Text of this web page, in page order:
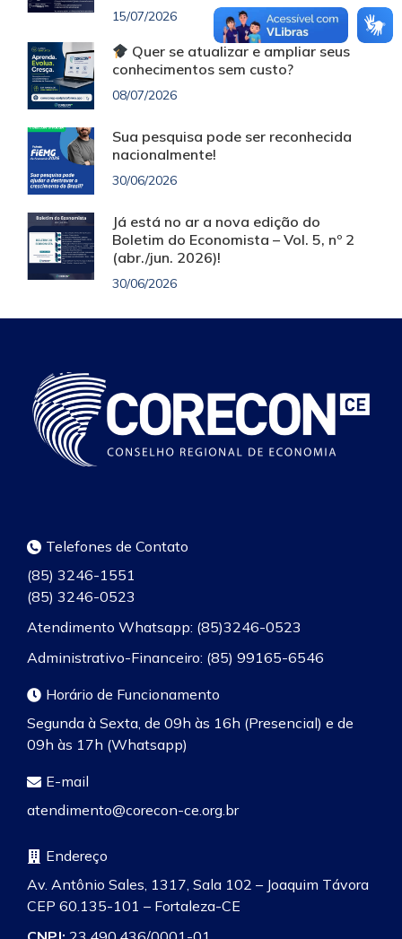
15/07/2026
Quer se atualizar e ampliar seus
conhecimentos sem custo?
08/07/2026
Sua pesquisa pode ser reconhecida
nacionalmente!
30/06/2026
Já está no ar a nova edição do
Boletim do Economista – Vol. 5, nº 2
(abr./jun. 2026)!
30/06/2026
Telefones de Contato
(85) 3246-1551
(85) 3246-0523
Atendimento Whatsapp: (85)3246-0523
Administrativo-Financeiro: (85) 99165-6546
Horário de Funcionamento
Segunda à Sexta, de 09h às 16h (Presencial) e de
09h às 17h (Whatsapp)
E-mail
atendimento@corecon-ce.org.br
Endereço
Av. Antônio Sales, 1317, Sala 102 – Joaquim Távora
CEP 60.135-101 – Fortaleza-CE